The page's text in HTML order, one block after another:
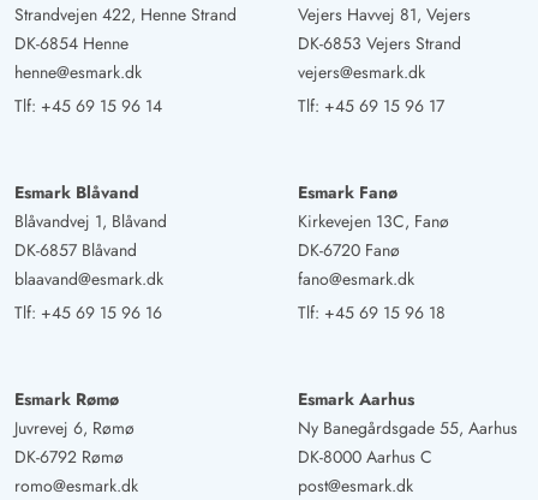
Strandvejen 422, Henne Strand
DK-6854 Henne
henne@esmark.dk
Tlf: +45 69 15 96 14
Vejers Havvej 81, Vejers
DK-6853 Vejers Strand
vejers@esmark.dk
Tlf: +45 69 15 96 17
Esmark Blåvand
Blåvandvej 1, Blåvand
DK-6857 Blåvand
blaavand@esmark.dk
Tlf: +45 69 15 96 16
Esmark Fanø
Kirkevejen 13C, Fanø
DK-6720 Fanø
fano@esmark.dk
Tlf: +45 69 15 96 18
Esmark Rømø
Juvrevej 6, Rømø
DK-6792 Rømø
romo@esmark.dk
Esmark Aarhus
Ny Banegårdsgade 55, Aarhus
DK-8000 Aarhus C
post@esmark.dk